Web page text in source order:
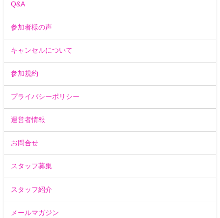
Q&A
参加者様の声
キャンセルについて
参加規約
プライバシーポリシー
運営者情報
お問合せ
スタッフ募集
スタッフ紹介
メールマガジン